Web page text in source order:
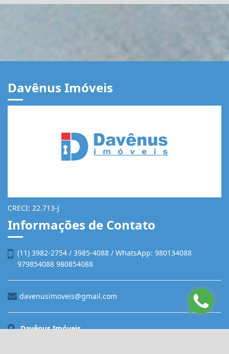
Davênus Imóveis
CRECI: 22.713-J
Informações de Contato
(11) 3982-2754 / 3985-4088 / WhatsApp: 980134088
979854088 980854088
davenusimoveis@gmail.com
Davênus Imóveis